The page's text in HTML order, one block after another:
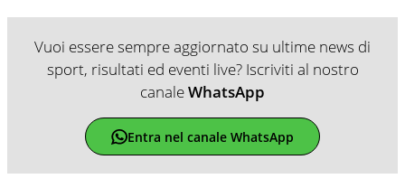
Vuoi essere sempre aggiornato su ultime news di
sport, risultati ed eventi live? Iscriviti al nostro
canaleWhatsApp
Entra nel canale WhatsApp